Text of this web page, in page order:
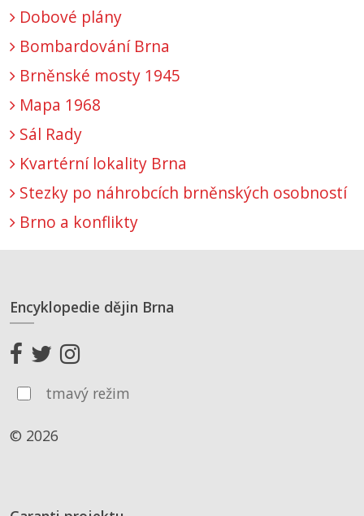
Dobové plány
Bombardování Brna
Brněnské mosty 1945
Mapa 1968
Sál Rady
Kvartérní lokality Brna
Stezky po náhrobcích brněnských osobností
Brno a konflikty
Encyklopedie dějin Brna
tmavý režim
© 2026